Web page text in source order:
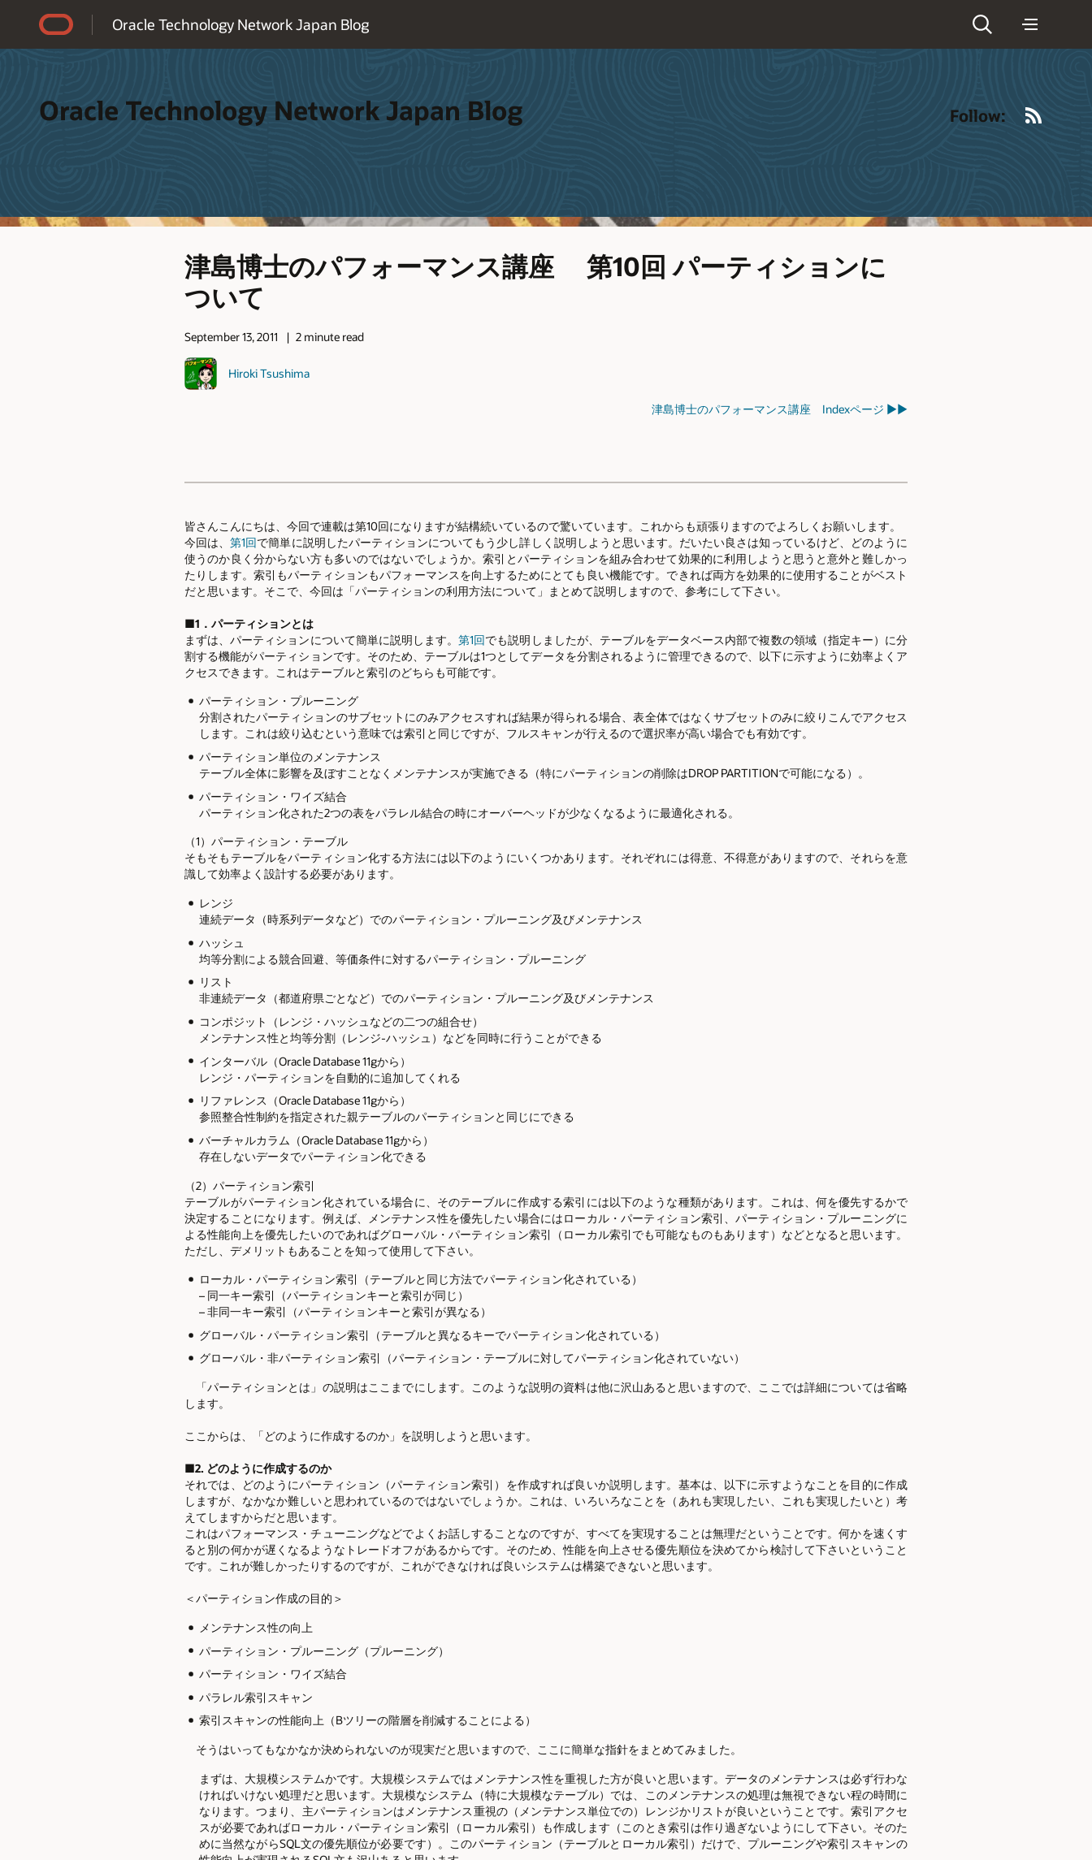
Oracle Technology Network Japan Blog
Oracle Technology Network Japan Blog Follow:
津島博士のパフォーマンス講座 第10回 パーティションに
ついて
September 13, 2011 2 minute read
Hiroki Tsushima
津島博士のパフォーマンス講座 Indexページ ▶▶
皆さんこんにちは、今回で連載は第10回になりますが結構続いているので驚いています。これからも頑張りますのでよろしくお願いします。
今回は、第1回で簡単に説明したパーティションについてもう少し詳しく説明しようと思います。だいたい良さは知っているけど、どのように
使うのか良く分からない方も多いのではないでしょうか。索引とパーティションを組み合わせて効果的に利用しようと思うと意外と難しかっ
たりします。索引もパーティションもパフォーマンスを向上するためにとても良い機能です。できれば両方を効果的に使用することがベスト
だと思います。そこで、今回は「パーティションの利用方法について」まとめて説明しますので、参考にして下さい。
■1．パーティションとは
まずは、パーティションについて簡単に説明します。第1回でも説明しましたが、テーブルをデータベース内部で複数の領域（指定キー）に分
割する機能がパーティションです。そのため、テーブルは1つとしてデータを分割されるように管理できるので、以下に示すように効率よくア
クセスできます。これはテーブルと索引のどちらも可能です。
パーティション・プルーニング
分割されたパーティションのサブセットにのみアクセスすれば結果が得られる場合、表全体ではなくサブセットのみに絞りこんでアクセス
します。これは絞り込むという意味では索引と同じですが、フルスキャンが行えるので選択率が高い場合でも有効です。
パーティション単位のメンテナンス
テーブル全体に影響を及ぼすことなくメンテナンスが実施できる（特にパーティションの削除はDROP PARTITIONで可能になる）。
パーティション・ワイズ結合
パーティション化された2つの表をパラレル結合の時にオーバーヘッドが少なくなるように最適化される。
（1）パーティション・テーブル
そもそもテーブルをパーティション化する方法には以下のようにいくつかあります。それぞれには得意、不得意がありますので、それらを意
識して効率よく設計する必要があります。
レンジ
連続データ（時系列データなど）でのパーティション・プルーニング及びメンテナンス
ハッシュ
均等分割による競合回避、等価条件に対するパーティション・プルーニング
リスト
非連続データ（都道府県ごとなど）でのパーティション・プルーニング及びメンテナンス
コンポジット（レンジ・ハッシュなどの二つの組合せ）
メンテナンス性と均等分割（レンジ-ハッシュ）などを同時に行うことができる
インターバル（Oracle Database 11gから）
レンジ・パーティションを自動的に追加してくれる
リファレンス（Oracle Database 11gから）
参照整合性制約を指定された親テーブルのパーティションと同じにできる
バーチャルカラム（Oracle Database 11gから）
存在しないデータでパーティション化できる
（2）パーティション索引
テーブルがパーティション化されている場合に、そのテーブルに作成する索引には以下のような種類があります。これは、何を優先するかで
決定することになります。例えば、メンテナンス性を優先したい場合にはローカル・パーティション索引、パーティション・プルーニングに
よる性能向上を優先したいのであればグローバル・パーティション索引（ローカル索引でも可能なものもあります）などとなると思います。
ただし、デメリットもあることを知って使用して下さい。
ローカル・パーティション索引（テーブルと同じ方法でパーティション化されている）
– 同一キー索引（パーティションキーと索引が同じ）
– 非同一キー索引（パーティションキーと索引が異なる）
グローバル・パーティション索引（テーブルと異なるキーでパーティション化されている）
グローバル・非パーティション索引（パーティション・テーブルに対してパーティション化されていない）
「パーティションとは」の説明はここまでにします。このような説明の資料は他に沢山あると思いますので、ここでは詳細については省略
します。
ここからは、「どのように作成するのか」を説明しようと思います。
■2. どのように作成するのか
それでは、どのようにパーティション（パーティション索引）を作成すれば良いか説明します。基本は、以下に示すようなことを目的に作成
しますが、なかなか難しいと思われているのではないでしょうか。これは、いろいろなことを（あれも実現したい、これも実現したいと）考
えてしますからだと思います。
これはパフォーマンス・チューニングなどでよくお話しすることなのですが、すべてを実現することは無理だということです。何かを速くす
ると別の何かが遅くなるようなトレードオフがあるからです。そのため、性能を向上させる優先順位を決めてから検討して下さいということ
です。これが難しかったりするのですが、これができなければ良いシステムは構築できないと思います。
＜パーティション作成の目的＞
メンテナンス性の向上
パーティション・プルーニング（プルーニング）
パーティション・ワイズ結合
パラレル索引スキャン
索引スキャンの性能向上（Bツリーの階層を削減することによる）
そうはいってもなかなか決められないのが現実だと思いますので、ここに簡単な指針をまとめてみました。
まずは、大規模システムかです。大規模システムではメンテナンス性を重視した方が良いと思います。データのメンテナンスは必ず行わな
ければいけない処理だと思います。大規模なシステム（特に大規模なテーブル）では、このメンテナンスの処理は無視できない程の時間に
なります。つまり、主パーティションはメンテナンス重視の（メンテナンス単位での）レンジかリストが良いということです。索引アクセ
スが必要であればローカル・パーティション索引（ローカル索引）も作成します（このとき索引は作り過ぎないようにして下さい。そのた
めに当然ながらSQL文の優先順位が必要です）。このパーティション（テーブルとローカル索引）だけで、プルーニングや索引スキャンの